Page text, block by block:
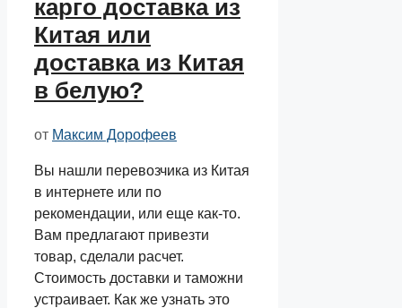
карго доставка из
Китая или
доставка из Китая
в белую?
от Максим Дорофеев
Вы нашли перевозчика из Китая
в интернете или по
рекомендации, или еще как-то.
Вам предлагают привезти
товар, сделали расчет.
Стоимость доставки и таможни
устраивает. Как же узнать это